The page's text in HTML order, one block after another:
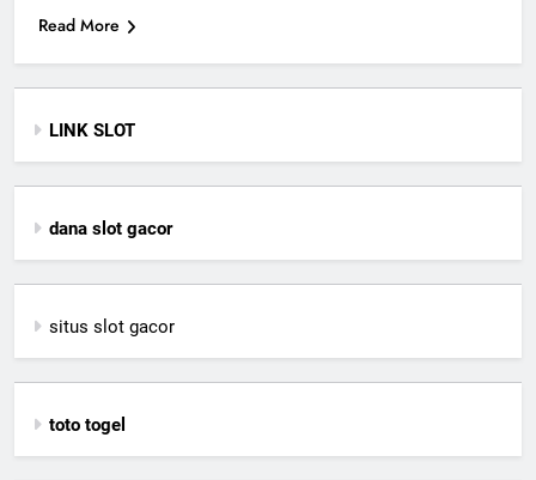
Read More
LINK SLOT
dana slot gacor
situs slot gacor
toto togel